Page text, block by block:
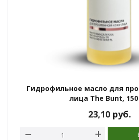
Гидрофильное масло для
лица The Bunt,
23,10 руб.